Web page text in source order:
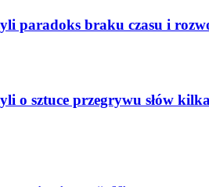
paradoks braku czasu i
o sztuce przegrywu słów kilka